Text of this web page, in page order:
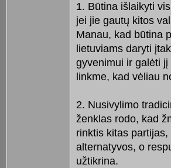
1. Būtina išlaikyti
jei jie gautų kitos
Manau, kad būtina
lietuviams daryti
gyvenimui ir galėti
linkme, kad vėliau
2. Nusivylimo
ženklas rodo, kad
rinktis kitas partijas,
alternatyvos, o
užtikrina.